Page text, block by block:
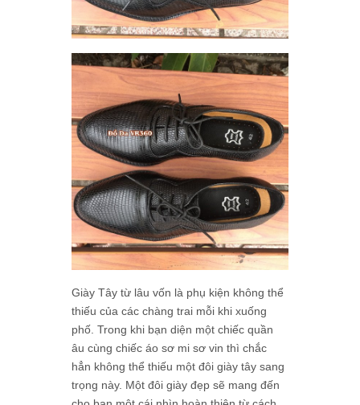
Giày Tây từ lâu vốn là phụ kiện không thể
thiếu của các chàng trai mỗi khi xuống
phố. Trong khi bạn diện một chiếc quần
âu cùng chiếc áo sơ mi sơ vin thì chắc
hẳn không thể thiếu một đôi giày tây sang
trọng này. Một đôi giày đẹp sẽ mang đến